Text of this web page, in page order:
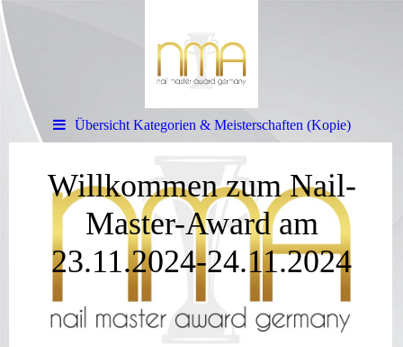
Übersicht Kategorien & Meisterschaften (Kopie)
Willkommen zum Nail-
Master-Award am
23.11.2024-24.11.2024